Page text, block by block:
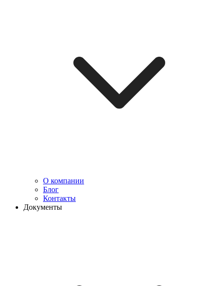
О компании
Блог
Контакты
Документы